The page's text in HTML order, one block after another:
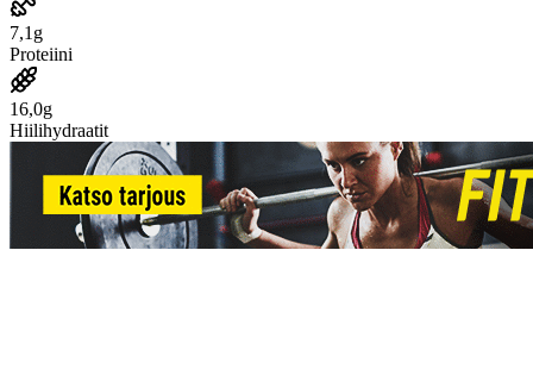
7,1g
Proteiini
16,0g
Hiilihydraatit